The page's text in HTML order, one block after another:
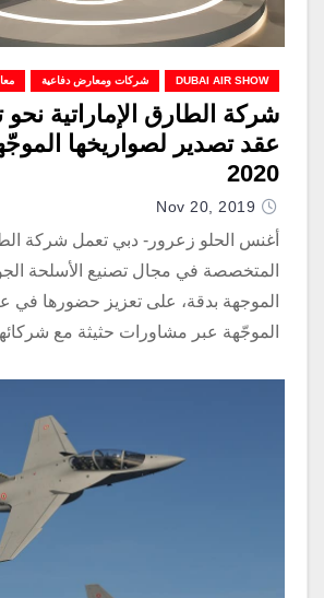
DUBAI AIR SHOW شركات ومعارض دفاعية
شركة الطارق الإماراتية نحو
عقد تصدير لصواريخها
2020
Nov 20, 2019
أغنس الحلو زعرور- دبي تعمل شركة
المتخصصة في مجال تصنيع الأسلحة
الموجهة بدقة، على تعزيز حضورها في
الموجّهة عبر مشاورات حثيثة مع